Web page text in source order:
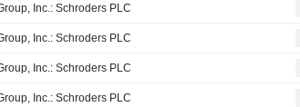
Inc.: Schroders PLC
Inc.: Schroders PLC
Inc.: Schroders PLC
Inc.: Schroders PLC